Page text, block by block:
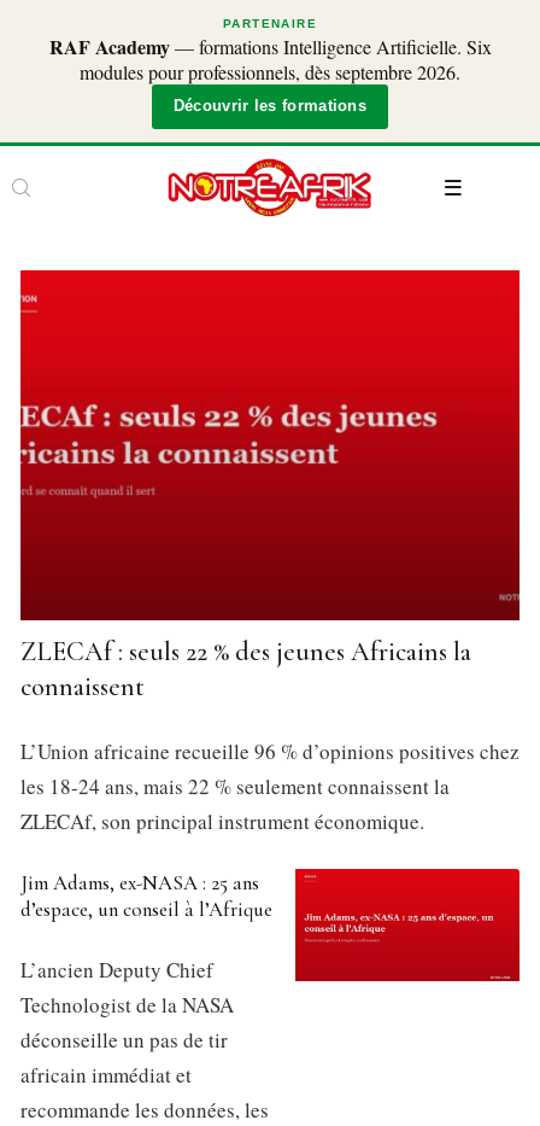
PARTENAIRE
RAF Academy— formations Intelligence Artificielle. Six
modules pour professionnels, dès septembre 2026.
Découvrir les formations
ZLECAf : seuls 22 % des jeunes Africains la
connaissent
L’Union africaine recueille 96 % d’opinions positives chez
les 18-24 ans, mais 22 % seulement connaissent la
ZLECAf, son principal instrument économique.
Jim Adams, ex-NASA : 25 ans
d’espace, un conseil à l’Afrique
L’ancien Deputy Chief
Technologist de la NASA
déconseille un pas de tir
africain immédiat et
recommande les données, les